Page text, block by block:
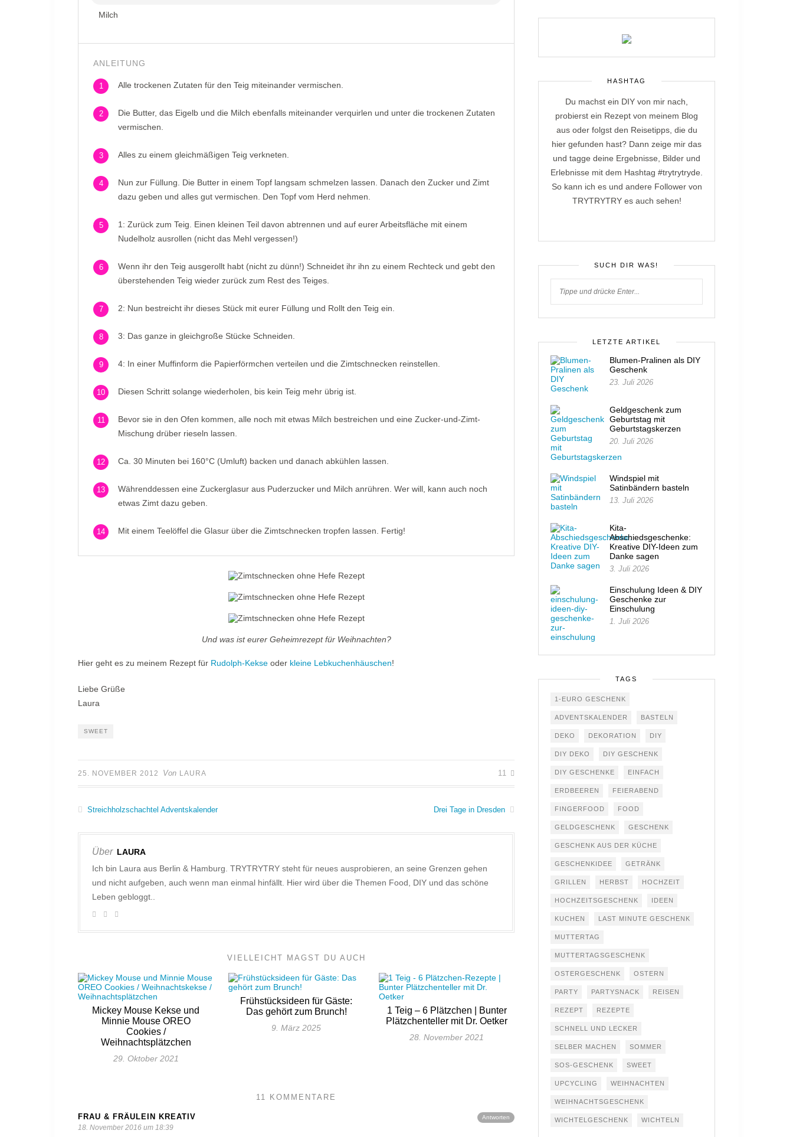
Milch
ANLEITUNG
1 Alle trockenen Zutaten für den Teig miteinander vermischen.
2
Die Butter, das Eigelb und die Milch ebenfalls miteinander verquirlen und unter die trockenen Zutaten
vermischen.
3 Alles zu einem gleichmäßigen Teig verkneten.
4
Nun zur Füllung. Die Butter in einem Topf langsam schmelzen lassen. Danach den Zucker und Zimt
dazu geben und alles gut vermischen. Den Topf vom Herd nehmen.
5
1: Zurück zum Teig. Einen kleinen Teil davon abtrennen und auf eurer Arbeitsfläche mit einem
Nudelholz ausrollen (nicht das Mehl vergessen!)
6
Wenn ihr den Teig ausgerollt habt (nicht zu dünn!) Schneidet ihr ihn zu einem Rechteck und gebt den
überstehenden Teig wieder zurück zum Rest des Teiges.
7 2: Nun bestreicht ihr dieses Stück mit eurer Füllung und Rollt den Teig ein.
8 3: Das ganze in gleichgroße Stücke Schneiden.
9 4: In einer Muffinform die Papierförmchen verteilen und die Zimtschnecken reinstellen.
10 Diesen Schritt solange wiederholen, bis kein Teig mehr übrig ist.
11
Bevor sie in den Ofen kommen, alle noch mit etwas Milch bestreichen und eine Zucker-und-Zimt-
Mischung drüber rieseln lassen.
12 Ca. 30 Minuten bei 160°C (Umluft) backen und danach abkühlen lassen.
13
Währenddessen eine Zuckerglasur aus Puderzucker und Milch anrühren. Wer will, kann auch noch
etwas Zimt dazu geben.
14 Mit einem Teelöffel die Glasur über die Zimtschnecken tropfen lassen. Fertig!
Und was ist eurer Geheimrezept für Weihnachten?
Hier geht es zu meinem Rezept für Rudolph-Kekse oder kleine Lebkuchenhäuschen!
Liebe Grüße
Laura
SWEET
25. NOVEMBER 2012 Von LAURA 11
Streichholzschachtel Adventskalender Drei Tage in Dresden
Über LAURA
Ich bin Laura aus Berlin & Hamburg. TRYTRYTRY steht für neues ausprobieren, an seine Grenzen gehen
und nicht aufgeben, auch wenn man einmal hinfällt. Hier wird über die Themen Food, DIY und das schöne
Leben gebloggt..
VIELLEICHT MAGST DU AUCH
Mickey Mouse Kekse und
Minnie Mouse OREO
Cookies /
Weihnachtsplätzchen
29. Oktober 2021
Frühstücksideen für Gäste:
Das gehört zum Brunch!
9. März 2025
1 Teig – 6 Plätzchen | Bunter
Plätzchenteller mit Dr. Oetker
28. November 2021
11 KOMMENTARE
Antworten
FRAU & FRÄULEIN KREATIV
18. November 2016 um 18:39
HASHTAG
Du machst ein DIY von mir nach,
probierst ein Rezept von meinem Blog
aus oder folgst den Reisetipps, die du
hier gefunden hast? Dann zeige mir das
und tagge deine Ergebnisse, Bilder und
Erlebnisse mit dem Hashtag #trytrytryde.
So kann ich es und andere Follower von
TRYTRYTRY es auch sehen!
SUCH DIR WAS!
LETZTE ARTIKEL
Blumen-Pralinen als DIY
Geschenk
23. Juli 2026
Geldgeschenk zum
Geburtstag mit
Geburtstagskerzen
20. Juli 2026
Windspiel mit
Satinbändern basteln
13. Juli 2026
Kita-
Abschiedsgeschenke:
Kreative DIY-Ideen zum
Danke sagen
3. Juli 2026
Einschulung Ideen & DIY
Geschenke zur
Einschulung
1. Juli 2026
TAGS
1-EURO GESCHENK
ADVENTSKALENDER BASTELN
DEKO DEKORATION DIY
DIY DEKO DIY GESCHENK
DIY GESCHENKE EINFACH
ERDBEEREN FEIERABEND
FINGERFOOD FOOD
GELDGESCHENK GESCHENK
GESCHENK AUS DER KÜCHE
GESCHENKIDEE GETRÄNK
GRILLEN HERBST HOCHZEIT
HOCHZEITSGESCHENK IDEEN
KUCHEN LAST MINUTE GESCHENK
MUTTERTAG
MUTTERTAGSGESCHENK
OSTERGESCHENK OSTERN
PARTY PARTYSNACK REISEN
REZEPT REZEPTE
SCHNELL UND LECKER
SELBER MACHEN SOMMER
SOS-GESCHENK SWEET
UPCYCLING WEIHNACHTEN
WEIHNACHTSGESCHENK
WICHTELGESCHENK WICHTELN